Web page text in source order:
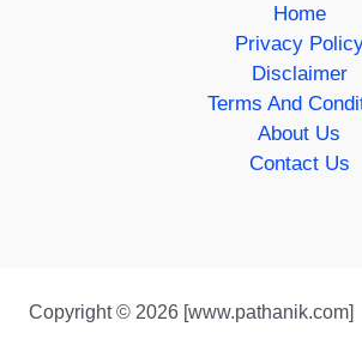
Home
Privacy
Disclaimer
Terms And
About Us
Contact Us
Copyright © 2026 [www.pathanik.com]